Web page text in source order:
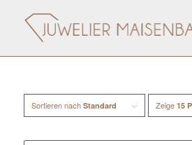
Sortieren nach Standard Zeige 15